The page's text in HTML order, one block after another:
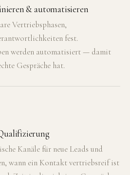
& automatisieren
Vertriebsphasen,
fest.
werden automatisiert — damit
Gespräche hat.
Kanäle für neue Leads und
wann ein Kontakt vertriebsreif ist